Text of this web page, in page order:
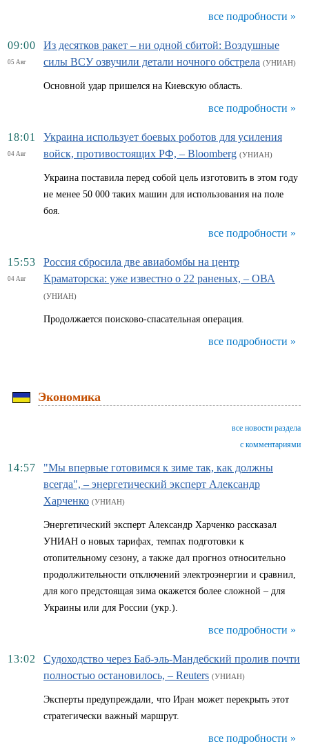
все подробности »
09:00
05 Авг
Из десятков ракет – ни одной сбитой: Воздушные
силы ВСУ озвучили детали ночного обстрела (УНИАН)
Основной удар пришелся на Киевскую область.
все подробности »
18:01
04 Авг
Украина использует боевых роботов для усиления
войск, противостоящих РФ, – Bloomberg (УНИАН)
Украина поставила перед собой цель изготовить в этом году
не менее 50 000 таких машин для использования на поле
боя.
все подробности »
15:53
04 Авг
Россия сбросила две авиабомбы на центр
Краматорска: уже известно о 22 раненых, – ОВА
(УНИАН)
Продолжается поисково-спасательная операция.
все подробности »
Экономика
все новости раздела
с комментариями
14:57
"Мы впервые готовимся к зиме так, как должны
всегда", – энергетический эксперт Александр
Харченко (УНИАН)
Энергетический эксперт Александр Харченко рассказал
УНИАН о новых тарифах, темпах подготовки к
отопительному сезону, а также дал прогноз относительно
продолжительности отключений электроэнергии и сравнил,
для кого предстоящая зима окажется более сложной – для
Украины или для России (укр.).
все подробности »
13:02
Судоходство через Баб-эль-Мандебский пролив почти
полностью остановилось, – Reuters (УНИАН)
Эксперты предупреждали, что Иран может перекрыть этот
стратегически важный маршрут.
все подробности »